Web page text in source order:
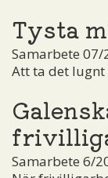
Tysta
Samarbete 07/
Att ta det
Samarbete 6/